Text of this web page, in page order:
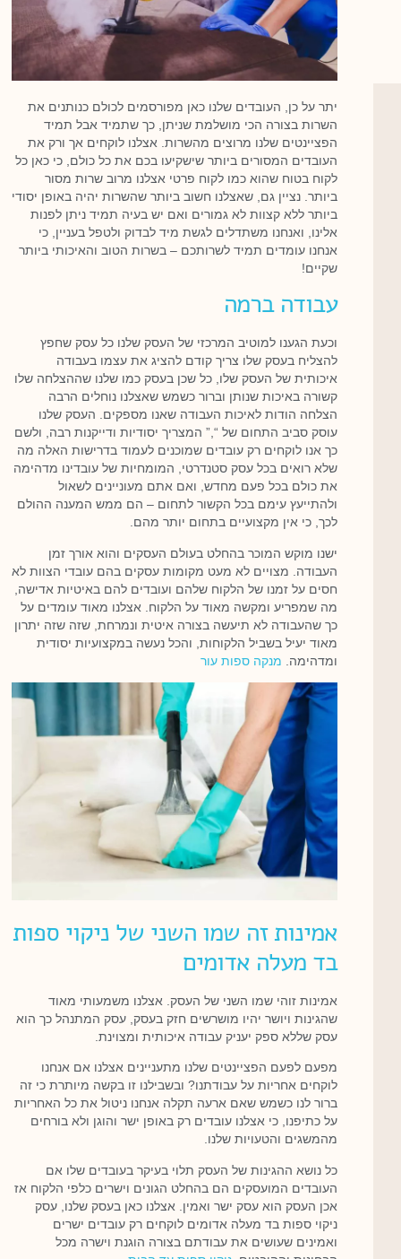
יתר על כן, העובדים שלנו כאן מפורסמים לכולם כנותנים את
השרות בצורה הכי מושלמת שניתן, כך שתמיד אבל תמיד
הפציינטים שלנו מרוצים מהשרות. אצלנו לוקחים אך ורק את
העובדים המסורים ביותר שישקיעו בכם את כל כולם, כי כאן כל
לקוח בטוח שהוא כמו לקוח פרטי אצלנו מרוב שרות מסור
ביותר. נציין גם, שאצלנו חשוב ביותר שהשרות יהיה באופן יסודי
ביותר ללא קצוות לא גמורים ואם יש בעיה תמיד ניתן לפנות
אלינו, ואנחנו משתדלים לגשת מיד לבדוק ולטפל בעניין, כי
אנחנו עומדים תמיד לשרותכם – בשרות הטוב והאיכותי ביותר
שקיים!
עבודה ברמה
וכעת הגענו למוטיב המרכזי של העסק שלנו כל עסק שחפץ
להצליח בעסק שלו צריך קודם להציג את עצמו בעבודה
איכותית של העסק שלו, כל שכן בעסק כמו שלנו שההצלחה שלו
קשורה באיכות שנותן וברור כשמש שאצלנו נוחלים הרבה
הצלחה הודות לאיכות העבודה שאנו מספקים. העסק שלנו
עוסק סביב התחום של “,” המצריך יסודיות ודייקנות רבה, ולשם
כך אנו לוקחים רק עובדים שמוכנים לעמוד בדרישות האלה מה
שלא רואים בכל עסק סטנדרטי, המומחיות של עובדינו מדהימה
את כולם בכל פעם מחדש, ואם אתם מעוניינים לשאול
ולהתייעץ עימם בכל הקשור לתחום – הם ממש המענה ההולם
לכך, כי אין מקצועיים בתחום יותר מהם.
ישנו מוקש המוכר בהחלט בעולם העסקים והוא אורך זמן
העבודה. מצויים לא מעט מקומות עסקים בהם עובדי הצוות לא
חסים על זמנו של הלקוח שלהם ועובדים להם באיטיות אדישה,
מה שמפריע ומקשה מאוד על הלקוח. אצלנו מאוד עומדים על
כך שהעבודה לא תיעשה בצורה איטית ונמרחת, שזה שזה יתרון
מאוד יעיל בשביל הלקוחות, והכל נעשה במקצועיות יסודית
ומדהימה. מנקה ספות עור
אמינות זה שמו השני של ניקוי ספות
בד מעלה אדומים
אמינות זוהי שמו השני של העסק. אצלנו משמעותי מאוד
שהגינות ויושר יהיו מושרשים חזק בעסק, עסק המתנהל כך הוא
עסק שללא ספק יעניק עבודה איכותית ומצוינת.
מפעם לפעם הפציינטים שלנו מתעניינים אצלנו אם אנחנו
לוקחים אחריות על עבודתנו? ובשבילנו זו בקשה מיותרת כי זה
ברור לנו כשמש שאם ארעה תקלה אנחנו ניטול את כל האחריות
על כתיפנו, כי אצלנו עובדים רק באופן ישר והוגן ולא בורחים
מהמשגים והטעויות שלנו.
כל נושא ההגינות של העסק תלוי בעיקר בעובדים שלו אם
העובדים המועסקים הם בהחלט הגונים וישרים כלפי הלקוח אז
אכן העסק הוא עסק ישר ואמין. אצלנו כאן בעסק שלנו, עסק
ניקוי ספות בד מעלה אדומים לוקחים רק עובדים ישרים
ואמינים שעושים את עבודתם בצורה הוגנת וישרה מכל